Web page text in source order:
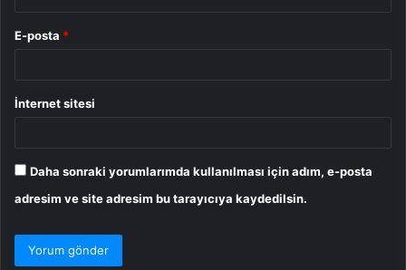
E-posta *
İnternet sitesi
Daha sonraki yorumlarımda kullanılması için adım, e-posta
adresim ve site adresim bu tarayıcıya kaydedilsin.